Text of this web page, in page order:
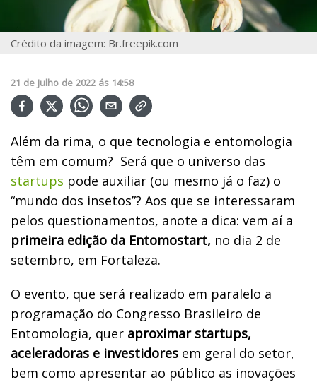
Crédito da imagem: Br.freepik.com
21 de Julho de 2022 ás 14:58
Além da rima, o que tecnologia e entomologia
têm em comum? Será que o universo das
startups pode auxiliar (ou mesmo já o faz) o
“mundo dos insetos”? Aos que se interessaram
pelos questionamentos, anote a dica: vem aí a
primeira edição da Entomostart, no dia 2 de
setembro, em Fortaleza.
O evento, que será realizado em paralelo a
programação do Congresso Brasileiro de
Entomologia, quer aproximar startups,
aceleradoras e investidores em geral do setor,
bem como apresentar ao público as inovações